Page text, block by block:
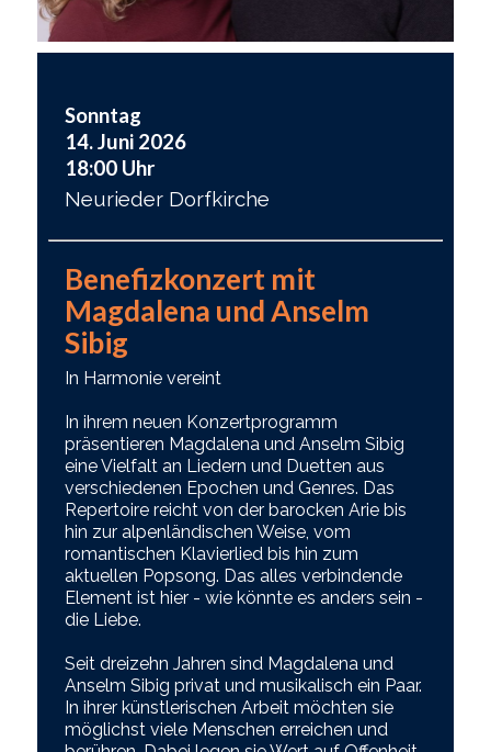
Sonntag
14. Juni 2026
18:00 Uhr
Neurieder Dorfkirche
Benefizkonzert mit
Magdalena und Anselm
Sibig
In Harmonie vereint
In ihrem neuen Konzertprogramm
präsentieren Magdalena und Anselm Sibig
eine Vielfalt an Liedern und Duetten aus
verschiedenen Epochen und Genres. Das
Repertoire reicht von der barocken Arie bis
hin zur alpenländischen Weise, vom
romantischen Klavierlied bis hin zum
aktuellen Popsong. Das alles verbindende
Element ist hier - wie könnte es anders sein -
die Liebe.
Seit dreizehn Jahren sind Magdalena und
Anselm Sibig privat und musikalisch ein Paar.
In ihrer künstlerischen Arbeit möchten sie
möglichst viele Menschen erreichen und